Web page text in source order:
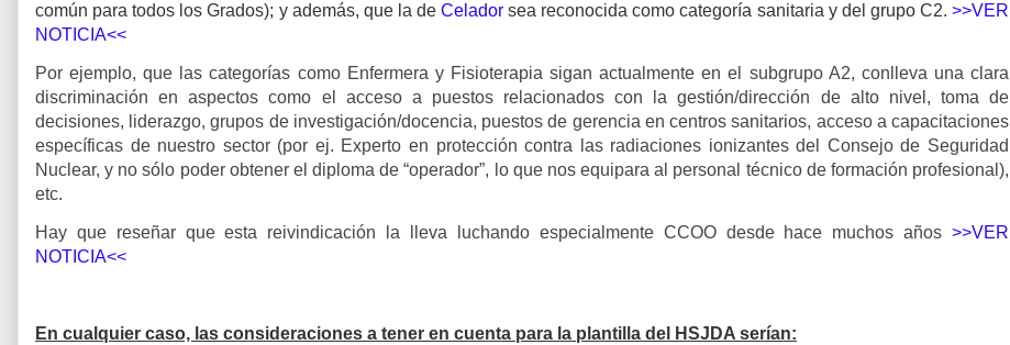
común para todos los Grados); y además, que la de Celador sea reconocida como categoría sanitaria y del grupo C2. >>VER
NOTICIA<<
Por ejemplo, que las categorías como Enfermera y Fisioterapia sigan actualmente en el subgrupo A2, conlleva una clara
discriminación en aspectos como el acceso a puestos relacionados con la gestión/dirección de alto nivel, toma de
decisiones, liderazgo, grupos de investigación/docencia, puestos de gerencia en centros sanitarios, acceso a capacitaciones
específicas de nuestro sector (por ej. Experto en protección contra las radiaciones ionizantes del Consejo de Seguridad
Nuclear, y no sólo poder obtener el diploma de “operador”, lo que nos equipara al personal técnico de formación profesional),
etc.
Hay que reseñar que esta reivindicación la lleva luchando especialmente CCOO desde hace muchos años >>VER
NOTICIA<<
En cualquier caso, las consideraciones a tener en cuenta para la plantilla del HSJDA serían: